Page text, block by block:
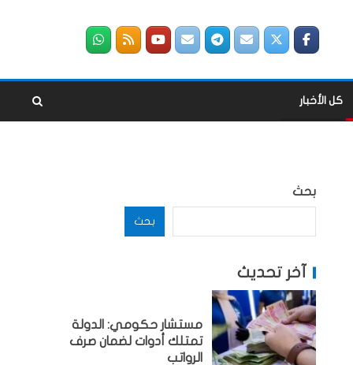
كل الأخبار
بحث
بحث
آخر تحديث
مستشار حكومي: الدولة
تمتلك أدوات لضمان صرف
الرواتب